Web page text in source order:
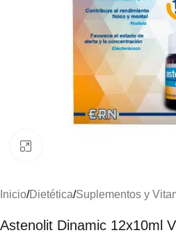
Inicio/Dietética/Suplementos y
Astenolit Dinamic 12x10ml